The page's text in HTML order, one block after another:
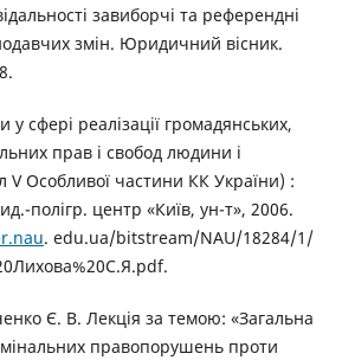
завиборчі та референдні
змін. Юридичний вісник.
сфері реалізації громадянських,
прав і свобод людини і
V Особливої частини КК України) :
полігр. центр «Київ, ун-т», 2006.
. edu.ua/bitstream/NAU/18284/1/
Є. В. Лекція за темою: «Загальна
правопорушень проти